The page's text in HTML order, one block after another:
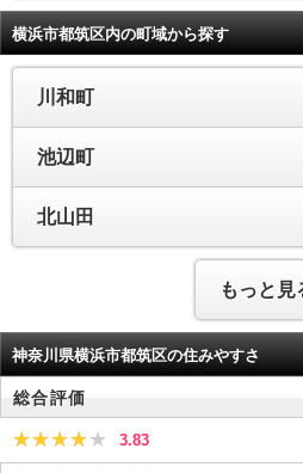
横浜市都筑区内の町域から探す
川和町
池辺町
北山田
もっと見
神奈川県横浜市都筑区の住みやすさ
総合評価
3.83